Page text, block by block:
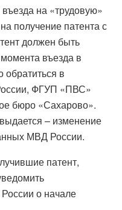
на «трудовую»
получение патента с
должен быть
въезда в
обратиться в
ФГУП «ПВС»
бюро «Сахарово».
– изменение
МВД России.
патент,
о начале